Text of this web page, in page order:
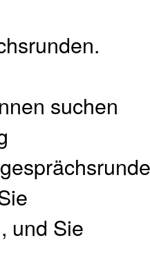
suchen
und Sie